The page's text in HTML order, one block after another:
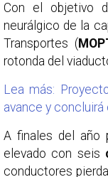
Con el objetivo
neurálgico de la
Transportes (
rotonda del
Lea más:
avance y
A finales del año
elevado con seis
conductores